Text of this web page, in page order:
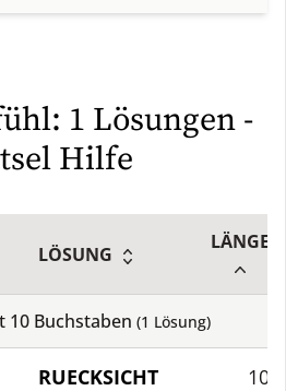
1 Lösungen -
Hilfe
LÖSUNG
LÄNGE
10 Buchstaben (1 Lösung)
RUECKSICHT 10